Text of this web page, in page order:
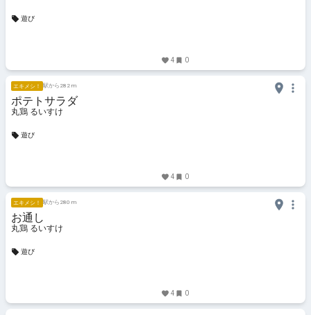
遊び
4 0
エキメシ！ 駅から282 m
ポテトサラダ
丸鶏 るいすけ
遊び
4 0
エキメシ！ 駅から280 m
お通し
丸鶏 るいすけ
遊び
4 0